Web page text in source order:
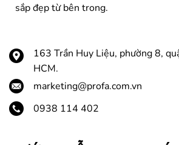
sắp đẹp từ bên trong.
163 Trần Huy Liệu, phường 8,
HCM.
marketing@profa.com.vn
0938 114 402